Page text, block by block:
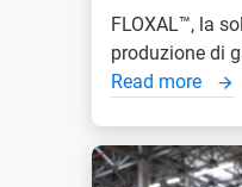
FLOXAL™, la
produzione di
Read more